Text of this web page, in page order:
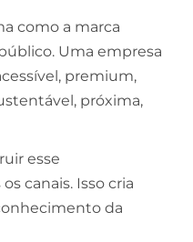
como a marca
Uma empresa
premium,
próxima,
esse
canais. Isso cria
da